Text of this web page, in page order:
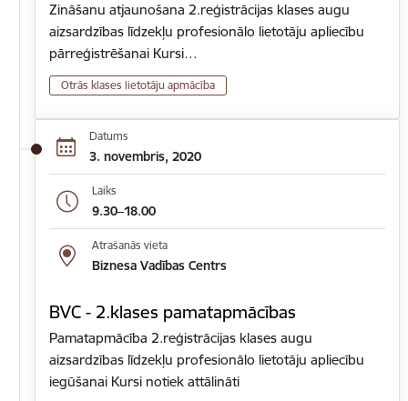
Zināšanu atjaunošana 2.reģistrācijas klases augu
aizsardzības līdzekļu profesionālo lietotāju apliecību
pārreģistrēšanai Kursi…
Otrās klases lietotāju apmācība
Datums
3. novembris, 2020
Laiks
9.30–18.00
Atrašanās vieta
Biznesa Vadības Centrs
BVC - 2.klases pamatapmācības
Pamatapmācība 2.reģistrācijas klases augu
aizsardzības līdzekļu profesionālo lietotāju apliecību
iegūšanai Kursi notiek attālināti